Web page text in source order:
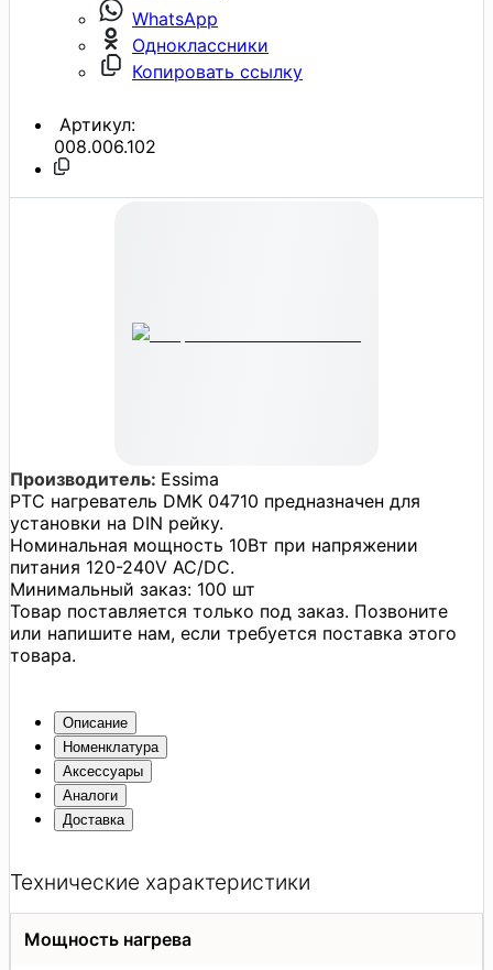
WhatsApp
Одноклассники
Копировать ссылку
Артикул:
008.006.102
Производитель: Essima
PTC нагреватель DMK 04710 предназначен для
установки на DIN рейку.
Номинальная мощность 10Вт при напряжении
питания 120-240V AC/DC.
Минимальный заказ: 100 шт
Товар поставляется только под заказ. Позвоните
или напишите нам, если требуется поставка этого
товара.
Описание
Номенклатура
Аксессуары
Аналоги
Доставка
Технические характеристики
Мощность нагрева